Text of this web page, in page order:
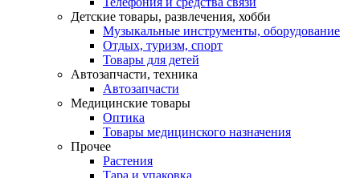
Детские товары, развлечения, хобби
Музыкальные инструменты, оборудование
Отдых, туризм, спорт
Товары для детей
Автозапчасти, техника
Автозапчасти
Медицинские товары
Оптика
Товары медицинского назначения
Прочее
Растения
Тара и упаковка